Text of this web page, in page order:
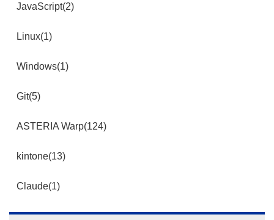
JavaScript(2)
Linux(1)
Windows(1)
Git(5)
ASTERIA Warp(124)
kintone(13)
Claude(1)